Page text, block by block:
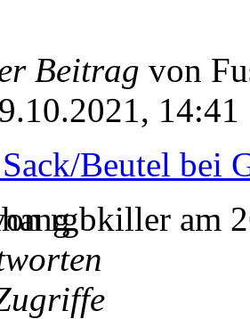
Beitrag von
14:41
Beutel bei
rgbkiller am